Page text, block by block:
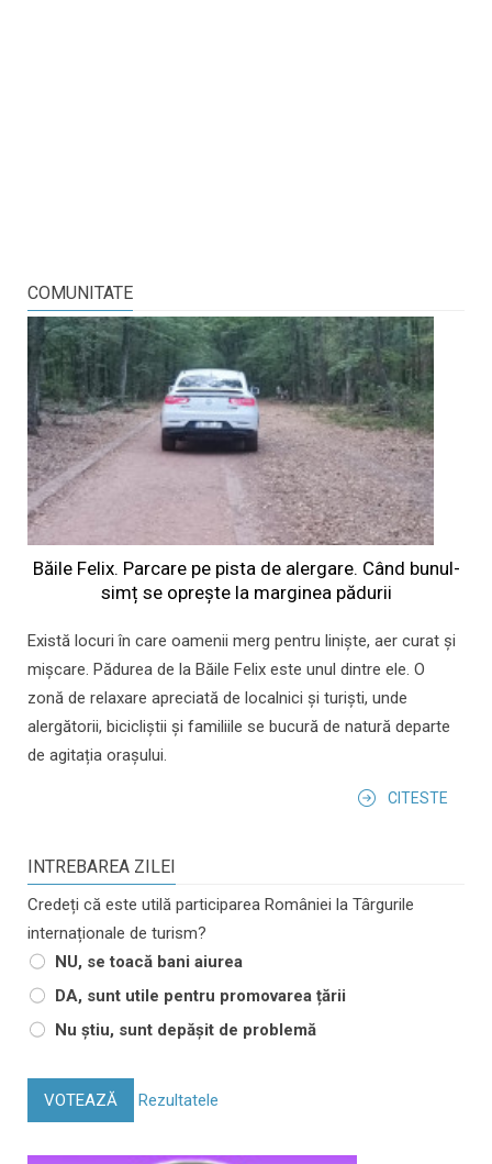
COMUNITATE
Băile Felix. Parcare pe pista de alergare. Când bunul-
simț se oprește la marginea pădurii
Există locuri în care oamenii merg pentru liniște, aer curat și
mișcare. Pădurea de la Băile Felix este unul dintre ele. O
zonă de relaxare apreciată de localnici și turiști, unde
alergătorii, bicicliștii și familiile se bucură de natură departe
de agitația orașului.
CITESTE
INTREBAREA ZILEI
Credeți că este utilă participarea României la Târgurile
internaționale de turism?
NU, se toacă bani aiurea
DA, sunt utile pentru promovarea țării
Nu știu, sunt depășit de problemă
VOTEAZĂ Rezultatele